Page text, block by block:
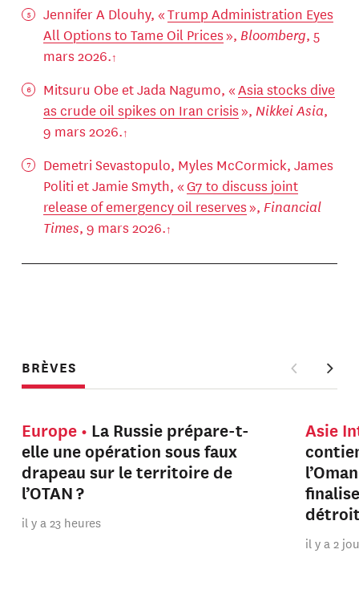
Jennifer A Dlouhy, «Trump Administration Eyes
All Options to Tame Oil Prices», Bloomberg, 5
mars 2026.
Mitsuru Obe et Jada Nagumo, «Asia stocks dive
as crude oil spikes on Iran crisis», Nikkei Asia,
9 mars 2026.
Demetri Sevastopulo, Myles McCormick, James
Politi et Jamie Smyth, «G7 to discuss joint
release of emergency oil reserves», Financial
Times, 9 mars 2026.
BRÈVES
Europe
La Russie prépare-t-
elle une opération sous faux
drapeau sur le territoire de
l’OTAN ?
il y a 23 heures
Asie
il y a 2